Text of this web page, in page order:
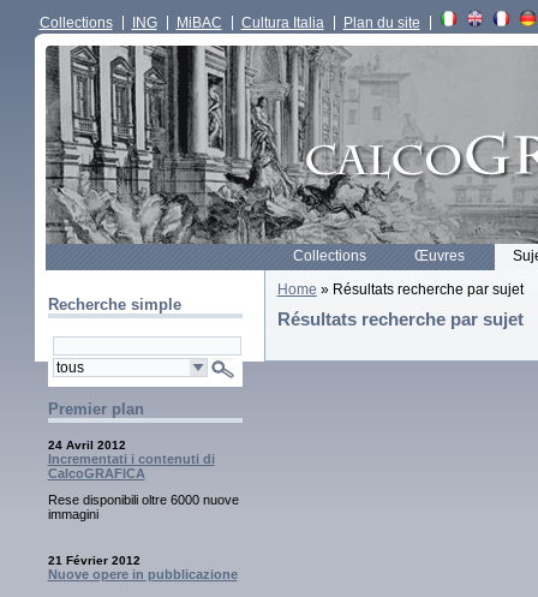
Collections ING MiBAC Cultura Italia Plan du site
Collections Œuvres
Recherche simple
Premier plan
24 Avril 2012
Incrementati i contenuti di
CalcoGRAFICA
Rese disponibili oltre 6000 nuove
immagini
21 Février 2012
Nuove opere in pubblicazione
Home » Résultats recherche par sujet
Résultats recherche par sujet